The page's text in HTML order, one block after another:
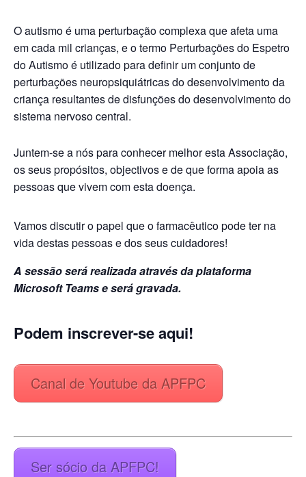
O autismo é uma perturbação complexa que afeta uma
em cada mil crianças, e o termo Perturbações do Espetro
do Autismo é utilizado para definir um conjunto de
perturbações neuropsiquiátricas do desenvolvimento da
criança resultantes de disfunções do desenvolvimento do
sistema nervoso central.
Juntem-se a nós para conhecer melhor esta Associação,
os seus propósitos, objectivos e de que forma apoia as
pessoas que vivem com esta doença.
Vamos discutir o papel que o farmacêutico pode ter na
vida destas pessoas e dos seus cuidadores!
A sessão será realizada através da plataforma
Microsoft Teams e será gravada.
Podem inscrever-se aqui!
Canal de Youtube da APFPC
Ser sócio da APFPC!